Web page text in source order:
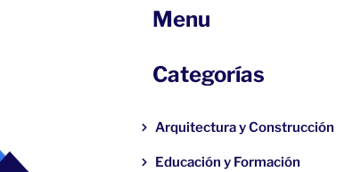
Menu
Categorías
Arquitectura y Construcción
Educación y Formación